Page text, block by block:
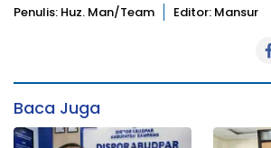
Penulis: Huz. Man/team Editor: Mansur
Baca Juga